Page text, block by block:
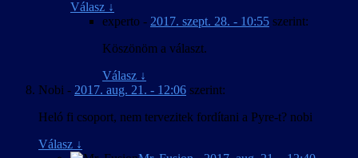
Válasz ↓
experto - 2017. szept. 28. - 10:55 szerint:
Köszönöm a választ.
Válasz ↓
Nobi - 2017. aug. 21. - 12:06 szerint:
Heló fi csoport, nem tervezitek fordítani a Pyre-t? nobi
Válasz ↓